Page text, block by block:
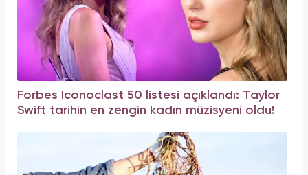
Forbes Iconoclast 50 listesi açıklandı: Taylor
Swift tarihin en zengin kadın müzisyeni oldu!